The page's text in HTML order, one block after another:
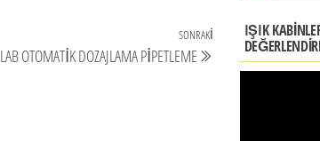
Sonraki
SONRAKI
LAB OTOMATİK DOZAJLAMA PİPETLEME
IŞIK